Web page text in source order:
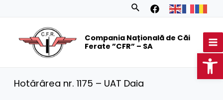
Search
Compania Națională de Căi
Ferate ”CFR” – SA
Hotărârea nr. 1175 – UAT Daia